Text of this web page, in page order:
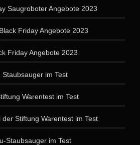
Saugroboter Angebote 2023
Friday Angebote 2023
Friday Angebote 2023
im Test
Warentest im Test
Stiftung Warentest im Test
Staubsauger im Test